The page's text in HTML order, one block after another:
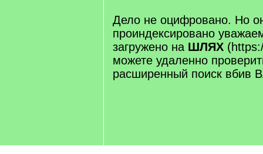
Дело не оцифровано. Но
проиндексировано
загружено на ШЛЯХ
можете удаленно
расширенный поиск вбив